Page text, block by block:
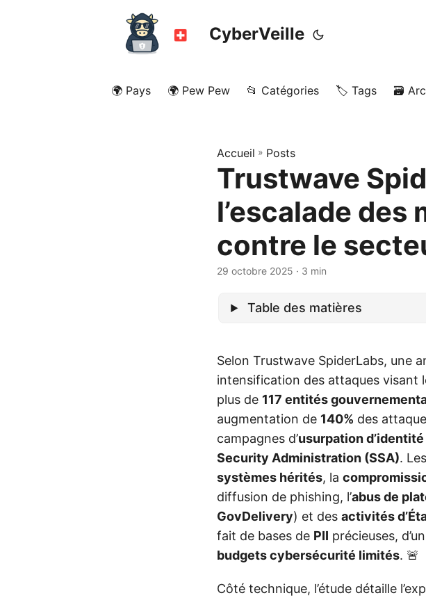
CyberVeille
🌍 Pays 🌍 Pew Pew 📂 Catégories 🏷️ Tags 🗃️
Accueil » Posts
Trustwave
l’escalade
contre le
29 octobre 2025 · 3 min
Table des matières
Selon Trustwave SpiderLabs, une
intensification des attaques visant
plus de 117 entités
augmentation de 140% des
campagnes d’usurpation d’identité
Security Administration (SSA).
systèmes hérités, la
diffusion de phishing, l’abus de
GovDelivery) et des activités
fait de bases de PII précieuses, d’un
budgets cybersécurité limités. 🚨
Côté technique, l’étude détaille